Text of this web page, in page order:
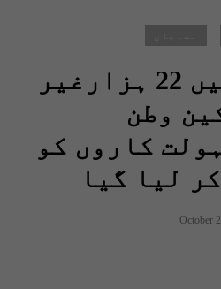
سعودی عرب میں 22 ہزارغیر
وطن
کاروں کو
لیا گیا
October